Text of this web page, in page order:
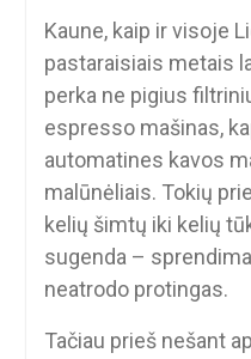
Kaune, kaip ir visoje
pastaraisiais metais
perka ne pigius
espresso mašinas,
automatines kavos
malūnėliais. Tokių
kelių šimtų iki kelių
sugenda –
neatrodo protingas.
Tačiau prieš nešant